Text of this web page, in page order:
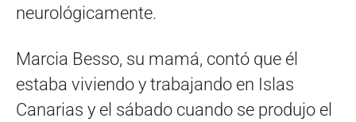
neurológicamente.
Marcia Besso, su mamá, contó que él
estaba viviendo y trabajando en Islas
Canarias y el sábado cuando se produjo el